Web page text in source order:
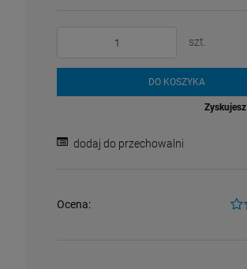
szt.
DO KOSZYKA
Zyskujesz
dodaj do przechowalni
Ocena: